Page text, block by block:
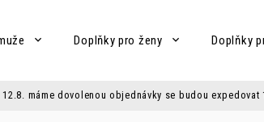
Doplňky pro ženy Doplňky
máme dovolenou objednávky se budou expedovat